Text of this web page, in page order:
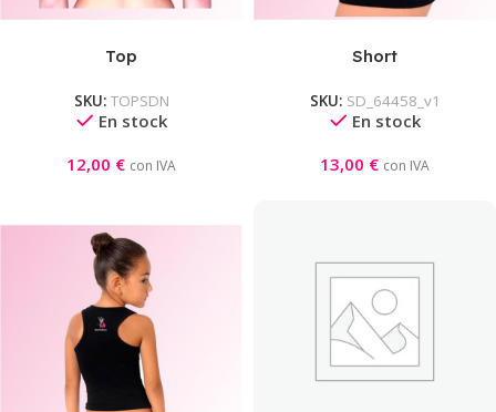
Top
SKU: TOPSDN
En stock
12,00 € con IVA
Short
SKU: SD_64458_v1
En stock
13,00 € con IVA